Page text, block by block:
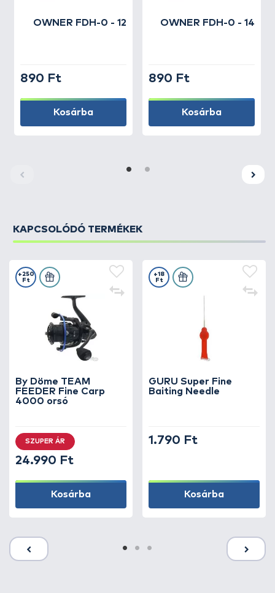
OWNER FDH-0 - 12
890 Ft
Kosárba
OWNER FDH-0 - 14
890 Ft
Kosárba
KAPCSOLÓDÓ TERMÉKEK
By Döme TEAM
FEEDER Fine Carp
4000 orsó
+250
Ft
SZUPER ÁR
24.990 Ft
Kosárba
GURU Super Fine
Baiting Needle
+18
Ft
1.790 Ft
Kosárba